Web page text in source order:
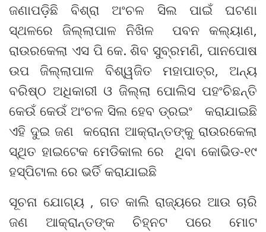
ଜଣାପଡ଼ିଛି ବିଶ୍ରା ଅଂଚଳ ସିଲ ପାଇଁ ଘଟଣା
ସ୍ଥଳରେ ଜିଲ୍ଲାପାଳ ନିଖିଳ ପବନ କଲ୍ୟାଣ,
ରାଉରକେଲା ଏସ ପି କେ. ଶିବ ସୁବ୍ରମଣି, ପାନପୋଷ
ଉପ ଜିଲ୍ଲାପାଳ ବିଶ୍ୱଜିତ ମହାପାତ୍ର, ଅନ୍ୟ
ବରିଷ୍ଠ ଅଧିକାରୀ ଓ ଜିଲ୍ଲା ପୋଲିସ ପହଂଚିଛନ୍ତି
କେଉଁ କେଉଁ ଅଂଚଳ ସିଲ ହେବ ଡ୍ରଇଂ କରାଯାଇଛି
ଏହି ଦୁଇ ଜଣ କରୋନା ଆକ୍ରାନ୍ତଙ୍କୁ ରାଉରକେଲା
ସ୍ଥିତ ହାଇଟେକ ମେଡିକାଲ ରେ ଥିବା କୋଭିଡ-୧୯
ହସ୍ପିଟାଲ ରେ ଭର୍ତି କରାଯାଇଛି
ସୂଚନା ଯୋଗ୍ୟ , ଗତ କାଲି ରାଜ୍ୟରେ ଆଉ ଚାରି
ଜଣ ଆକ୍ରାନ୍ତଙ୍କ ଚିହ୍ନଟ ପରେ ମୋଟ